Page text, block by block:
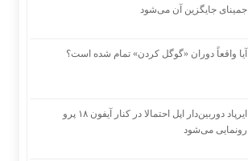
جمینای جایگزین آن می‌شود
آیا واقعاً دوران «گوگل کردن» تمام شده است؟
ایرپاد دوربین‌دار اپل احتمالا در کنار آیفون ۱۸ پرو
رونمایی می‌شود